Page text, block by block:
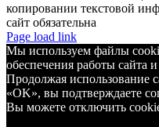
копировании текстовой
сайт обязательна
Telegram
Page load link
Мы используем файлы
обеспечения работы сайта
Продолжая использование
«OK», вы подтверждаете
Вы можете отключить